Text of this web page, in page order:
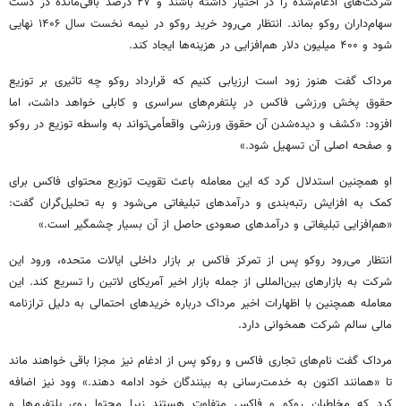
سهام‌داران روکو بماند. انتظار می‌رود خرید روکو در نیمه نخست سال ۱۴۰۶ نهایی
شود و ۴۰۰ میلیون دلار هم‌افزایی در هزینه‌ها ایجاد کند.
مرداک گفت هنوز زود است ارزیابی کنیم که قرارداد روکو چه تاثیری بر توزیع
حقوق پخش ورزشی فاکس در پلتفرم‌های سراسری و کابلی خواهد داشت، اما
افزود: «کشف و دیده‌شدن آن حقوق ورزشی واقعاًمی‌تواند به واسطه توزیع در روکو
و صفحه اصلی آن تسهیل شود.»
او همچنین استدلال کرد که این معامله باعث تقویت توزیع محتوای فاکس برای
کمک به افزایش رتبه‌بندی و درآمدهای تبلیغاتی می‌شود و به تحلیل‌گران گفت:
«هم‌افزایی تبلیغاتی و درآمدهای صعودی حاصل از آن بسیار چشمگیر است.»
انتظار می‌رود روکو پس از تمرکز فاکس بر بازار داخلی ایالات متحده، ورود این
شرکت به بازارهای بین‌المللی از جمله بازار اخیر آمریکای لاتین را تسریع کند. این
معامله همچنین با اظهارات اخیر مرداک درباره خریدهای احتمالی به دلیل ترازنامه
مالی سالم شرکت همخوانی دارد.
مرداک گفت نام‌های تجاری فاکس و روکو پس از ادغام نیز مجزا باقی خواهند ماند
تا «همانند اکنون به خدمت‌رسانی به بینندگان خود ادامه دهند.» وود نیز اضافه